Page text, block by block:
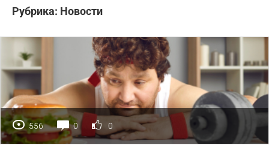
Рубрика: Новости
556 0 0